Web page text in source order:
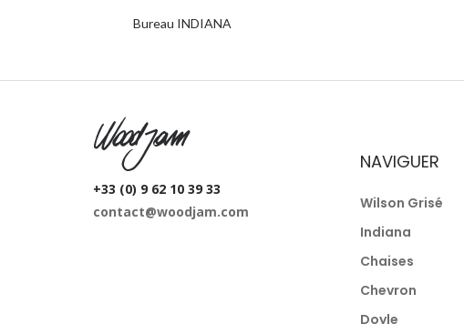
Bureau INDIANA
W
+33 (0) 9 62 10 39 33
contact@woodjam.com
NAVIGUER
Wilson Grisé
Indiana
Chaises
Chevron
Doyle